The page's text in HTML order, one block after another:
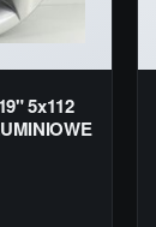
5x112